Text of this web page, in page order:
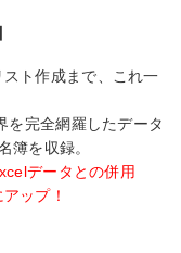
ト作成まで、これ一
を完全網羅したデータ
簿を収録。
データとの併用
ップ！